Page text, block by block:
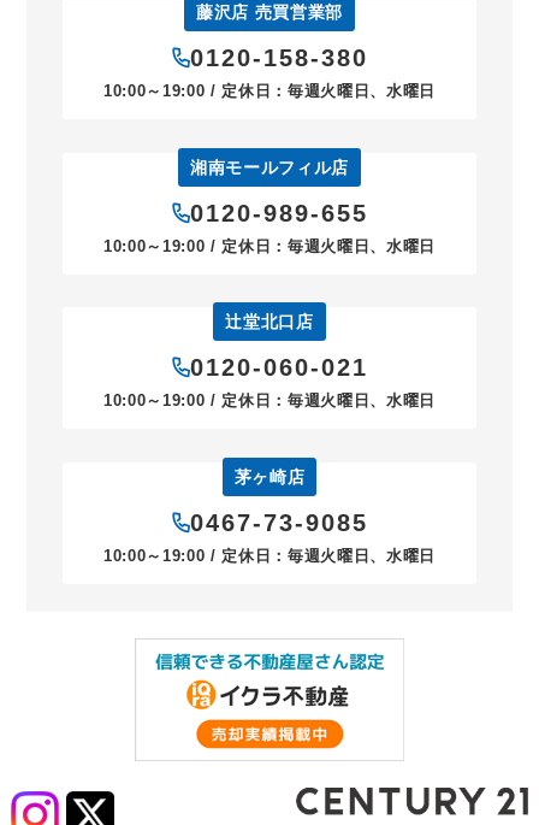
藤沢店 売買営業部
0120-158-380
10:00～19:00 / 定休日：毎週火曜日、水曜日
湘南モールフィル店
0120-989-655
10:00～19:00 / 定休日：毎週火曜日、水曜日
辻堂北口店
0120-060-021
10:00～19:00 / 定休日：毎週火曜日、水曜日
茅ヶ崎店
0467-73-9085
10:00～19:00 / 定休日：毎週火曜日、水曜日